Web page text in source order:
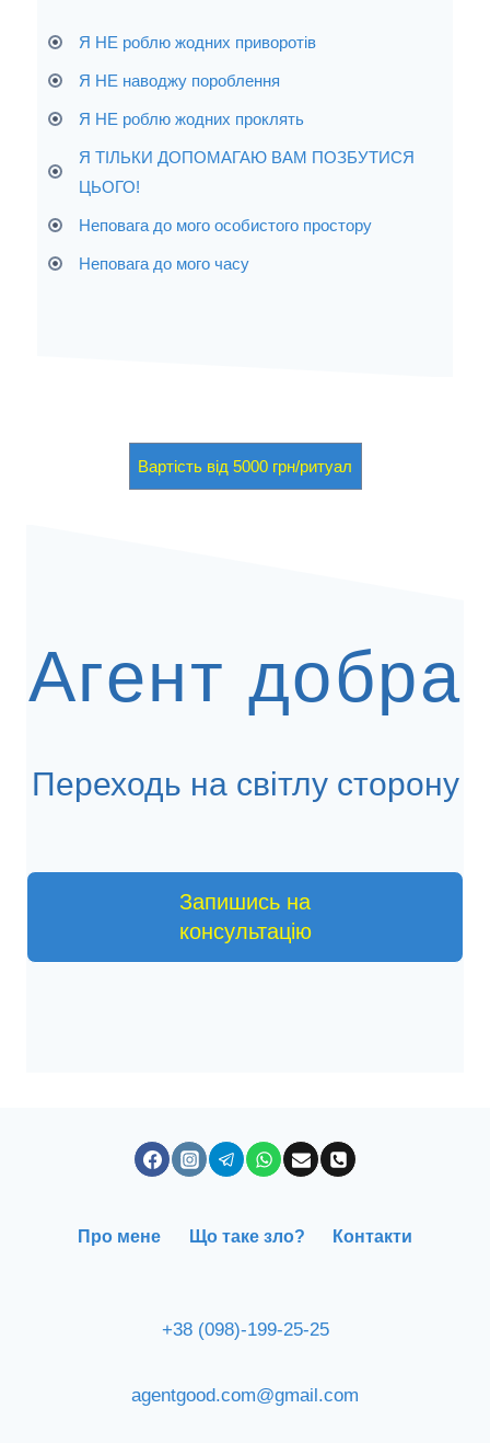
Я НЕ роблю жодних приворотів
Я НЕ наводжу пороблення
Я НЕ роблю жодних проклять
Я ТІЛЬКИ ДОПОМАГАЮ ВАМ ПОЗБУТИСЯ
ЦЬОГО!
Неповага до мого особистого простору
Неповага до мого часу
Вартість від 5000 грн/ритуал
Агент добра
Переходь на світлу сторону
Запишись на
консультацію
+38 (098)-199-25-25
agentgood.com@gmail.com
Про мене Що таке зло? Контакти